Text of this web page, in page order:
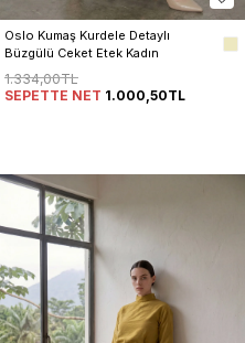
Oslo Kumaş Kurdele Detaylı
Büzgülü Ceket Etek Kadın
Takım
1.334,00TL
SEPETTE NET 1.000,50TL